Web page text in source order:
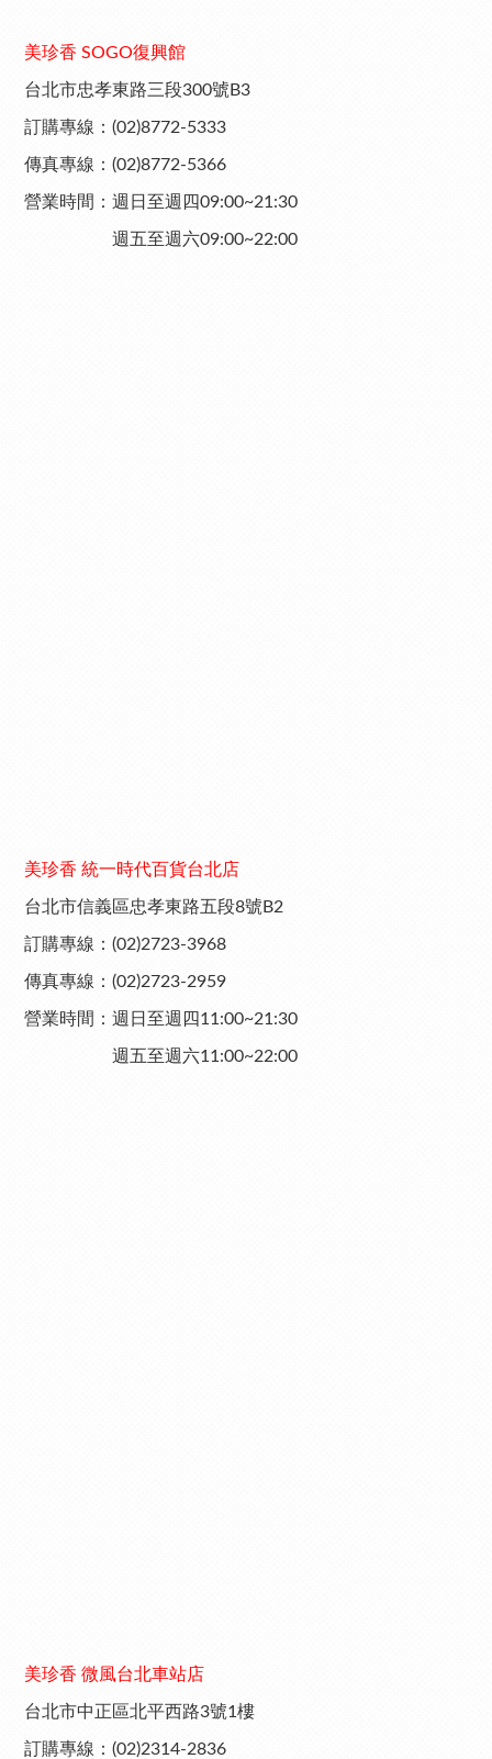
美珍香 SOGO復興館
台北市忠孝東路三段300號B3
訂購專線：(02)8772-5333
傳真專線：(02)8772-5366
營業時間：週日至週四09:00~21:30
週五至週六09:00~22:00
美珍香 統一時代百貨台北店
台北市信義區忠孝東路五段8號B2
訂購專線：(02)2723-3968
傳真專線：(02)2723-2959
營業時間：週日至週四11:00~21:30
週五至週六11:00~22:00
美珍香 微風台北車站店
台北市中正區北平西路3號1樓
訂購專線：(02)2314-2836